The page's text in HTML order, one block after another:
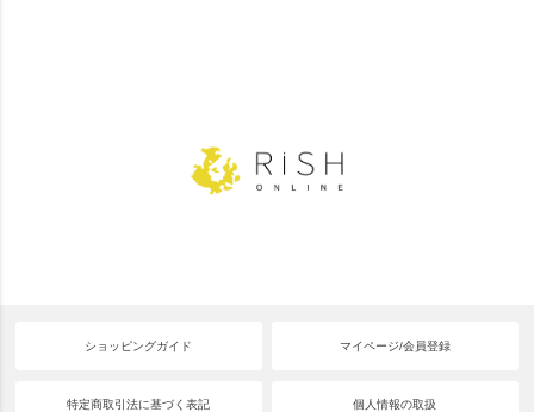
ショッピングガイド マイページ/会員登録
特定商取引法に基づく表記 個人情報の取扱